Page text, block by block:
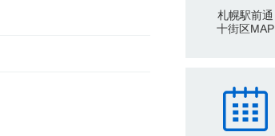
札幌駅前通
十街区MAP